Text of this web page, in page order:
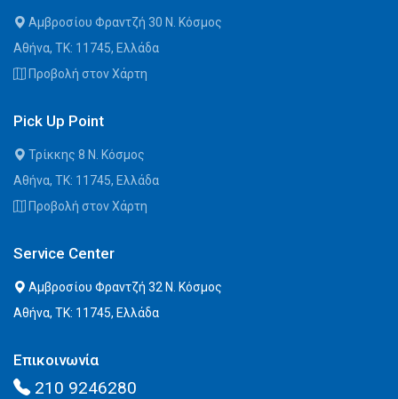
Αμβροσίου Φραντζή 30 Ν. Κόσμος
Αθήνα, ΤΚ: 11745, Ελλάδα
Προβολή στον Χάρτη
Pick Up Point
Τρίκκης 8 Ν. Κόσμος
Αθήνα, ΤΚ: 11745, Ελλάδα
Προβολή στον Χάρτη
Service Center
Αμβροσίου Φραντζή 32 Ν. Κόσμος
Αθήνα, ΤΚ: 11745, Ελλάδα
Επικοινωνία
210 9246280